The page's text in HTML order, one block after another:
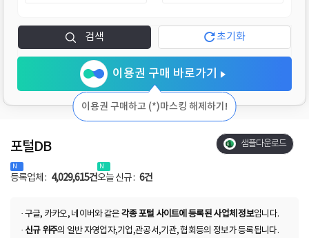
검색 초기화
이용권 구매 바로가기
이용권 구매하고 (*)마스킹 해제하기!
포털DB
등록업체 : 4,029,615건오늘 신규 : 6건
샘플다운로드
· 구글, 카카오, 네이버와 같은 각종 포털 사이트에 등록된 사업체 정보입니다.
· 신규 위주의 일반 자영업자,기업,관공서,기관, 협회등의 정보가 등록됩니다.